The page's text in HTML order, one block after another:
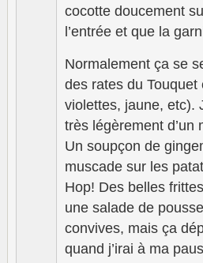
cocotte doucement
l’entrée et que la
Normalement ça se
des rates du
violettes, jaune, etc).
très légèrement d’un
Un soupçon de
muscade sur les
Hop! Des belles
une salade de
convives, mais ça
quand j’irai à ma